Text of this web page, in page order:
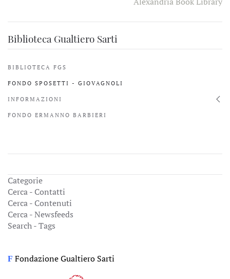
Biblioteca Gualtiero Sarti
BIBLIOTECA FGS
FONDO SPOSETTI - GIOVAGNOLI
INFORMAZIONI
FONDO ERMANNO BARBIERI
Categorie
Cerca - Contatti
Cerca - Contenuti
Cerca - Newsfeeds
Search - Tags
F Fondazione Gualtiero Sarti